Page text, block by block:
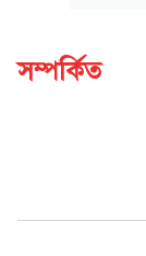
সম্পর্কিত